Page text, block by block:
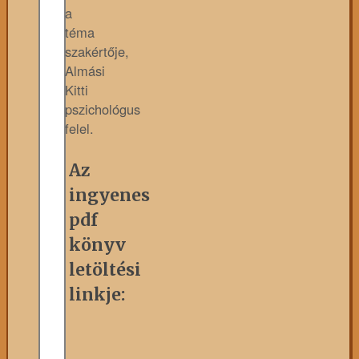
a
téma
szakértője,
Almási
Kitti
pszichológus
felel.
Az
ingyenes
pdf
könyv
letöltési
linkje: